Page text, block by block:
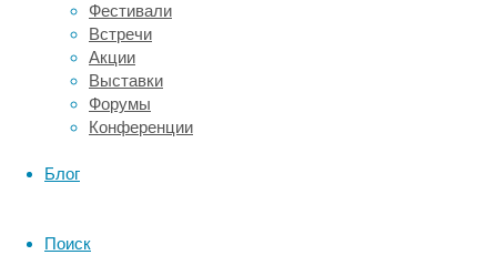
Фестивали
Встречи
Акции
Выставки
Форумы
Конференции
Блог
Поиск
—
«медленные»,
или
землетрясения
с
гибридной